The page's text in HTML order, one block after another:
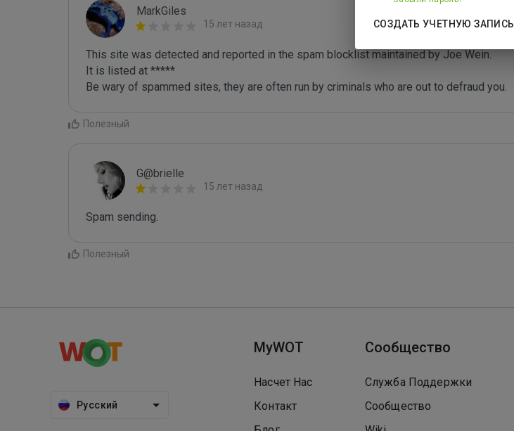
MarkGiles
15 лет назад
This site was detected and reported in the spam blocklist maintained by Joe Wein.
It is listed at *****
Be wary of spammed sites, they are often run by criminals who are out to defraud you.
Полезный
G@brielle
15 лет назад
Spam sending.
Полезный
Русский
MyWOT
Насчет Нас
Контакт
Сообщество
Служба Поддержки
Сообщество
СОЗДАТЬ УЧЕТНУЮ ЗАПИСЬ